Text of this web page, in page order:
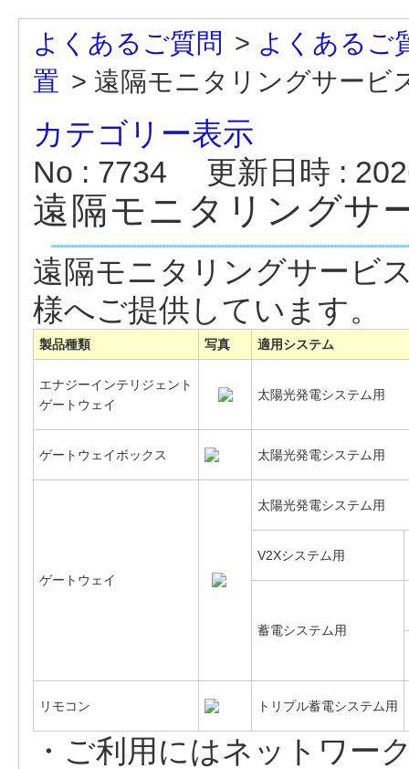
よくあるご質問 > よくあるご
置 > 遠隔モニタリングサービ
カテゴリー表示
No : 7734
更新日時 :
遠隔モニタリングサ
遠隔モニタリングサービ
様へご提供しています。
製品種類 写真 適用システム
エナジーインテリジェント
ゲートウェイ
太陽光発電システム用
ゲートウェイボックス 太陽光発電システム用
ゲートウェイ
太陽光発電システム用
V2Xシステム用
蓄電システム用
リモコン トリプル蓄電システム用
・ご利用にはネットワー